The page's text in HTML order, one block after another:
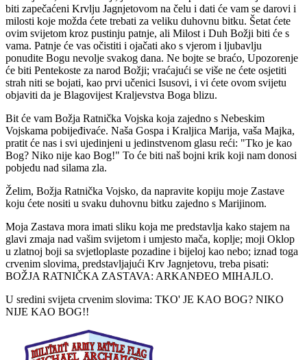
biti zapečaćeni Krvlju Jagnjetovom na čelu i dati će vam se darovi i
milosti koje možda ćete trebati za veliku duhovnu bitku. Šetat ćete
ovim svijetom kroz pustinju patnje, ali Milost i Duh Božji biti će s
vama. Patnje će vas očistiti i ojačati ako s vjerom i ljubavlju
ponudite Bogu nevolje svakog dana. Ne bojte se braćo, Upozorenje
će biti Pentekoste za narod Božji; vraćajući se više ne ćete osjetiti
strah niti se bojati, kao prvi učenici Isusovi, i vi ćete ovom svijetu
objaviti da je Blagovijest Kraljevstva Boga blizu.
Bit će vam Božja Ratnička Vojska koja zajedno s Nebeskim
Vojskama pobijeđivaće. Naša Gospa i Kraljica Marija, vaša Majka,
pratit će nas i svi ujedinjeni u jedinstvenom glasu reći: "Tko je kao
Bog? Niko nije kao Bog!" To će biti naš bojni krik koji nam donosi
pobjedu nad silama zla.
Želim, Božja Ratnička Vojsko, da napravite kopiju moje Zastave
koju ćete nositi u svaku duhovnu bitku zajedno s Marijinom.
Moja Zastava mora imati sliku koja me predstavlja kako stajem na
glavi zmaja nad vašim svijetom i umjesto mača, koplje; moji Oklop
u zlatnoj boji sa svjetloplaste pozadine i bijeloj kao nebo; iznad toga
crvenim slovima, predstavljajući Krv Jagnjetovu, treba pisati:
BOŽJA RATNIČKA ZASTAVA: ARKANĐEO MIHAJLO.
U sredini svijeta crvenim slovima: TKO' JE KAO BOG? NIKO
NIJE KAO BOG!!